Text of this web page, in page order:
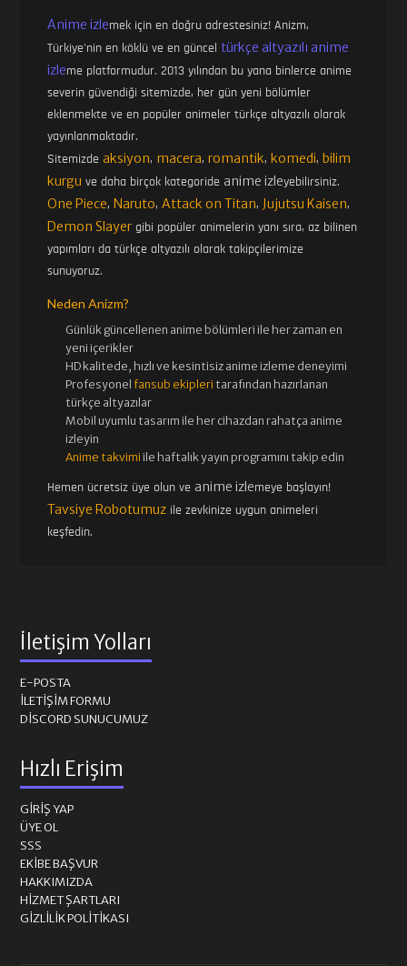
Anime izlemek için en doğru adrestesiniz! Anizm,
Türkiye'nin en köklü ve en günceltürkçe altyazılı anime
izleme platformudur. 2013 yılından bu yana binlerce anime
severin güvendiği sitemizde, her gün yeni bölümler
eklenmekte ve en popüler animeler türkçe altyazılı olarak
yayınlanmaktadır.
Sitemizdeaksiyon, macera,romantik, komedi, bilim
kurgu ve daha birçok kategoride anime izleyebilirsiniz.
One Piece, Naruto,Attack on Titan, Jujutsu Kaisen,
Demon Slayer gibi popüler animelerin yanı sıra, az bilinen
yapımları da türkçe altyazılı olarak takipçilerimize
sunuyoruz.
Neden Anizm?
Günlük güncellenen anime bölümleri ile her zaman en
yeni içerikler
HD kalitede, hızlı ve kesintisiz anime izleme deneyimi
Profesyonelfansub ekipleri tarafından hazırlanan
türkçe altyazılar
Mobil uyumlu tasarım ile her cihazdan rahatça anime
izleyin
Anime takvimi ile haftalık yayın programını takip edin
Hemen ücretsiz üye olun ve anime izlemeye başlayın!
Tavsiye Robotumuz ile zevkinize uygun animeleri
keşfedin.
İletişim Yolları
E-POSTA
İLETIŞIM FORMU
DISCORD SUNUCUMUZ
Hızlı Erişim
GIRIŞ YAP
ÜYE OL
SSS
EKIBE BAŞVUR
HAKKIMIZDA
HIZMET ŞARTLARI
GIZLILIK POLITIKASI